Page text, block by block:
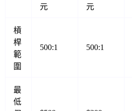
元
元
槓
桿
範
圍
500:1 500:1
最
低